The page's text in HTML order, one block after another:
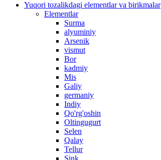
Yuqori tozalikdagi elementlar va birikmalar
Elementlar
Surma
alyuminiy
Arsenik
vismut
Bor
kadmiy
Mis
Galiy
germaniy
Indiy
Qo'rg'oshin
Oltingugurt
Selen
Qalay
Tellur
Sink